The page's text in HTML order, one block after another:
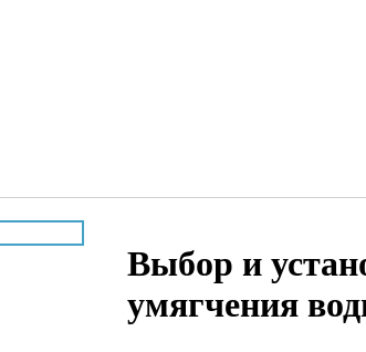
Выбор и
умягчения